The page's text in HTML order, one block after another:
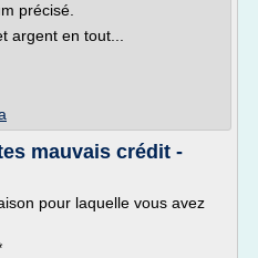
précisé.
argent en tout...
mauvais crédit -
pour laquelle vous avez